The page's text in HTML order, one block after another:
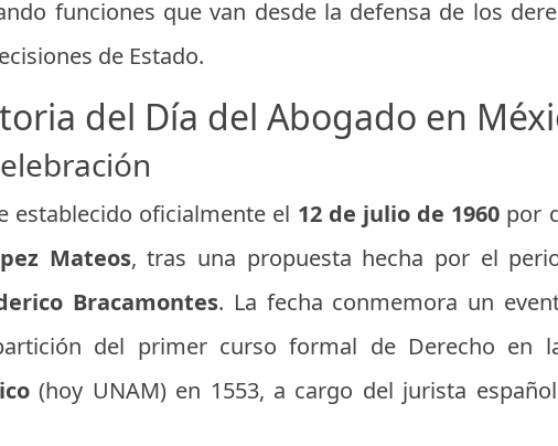
funciones que van desde la defensa de los
de Estado.
del Día del Abogado en
establecido oficialmente el 12 de julio de 1960 por
Mateos, tras una propuesta hecha por el
Bracamontes. La fecha conmemora un
del primer curso formal de Derecho en
(hoy UNAM) en 1553, a cargo del jurista español